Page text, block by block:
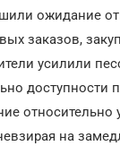
ожидание
заказов,
усилили
доступности
на